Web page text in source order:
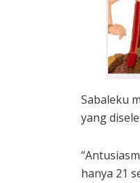
Sabaleku
yang
hanya 21